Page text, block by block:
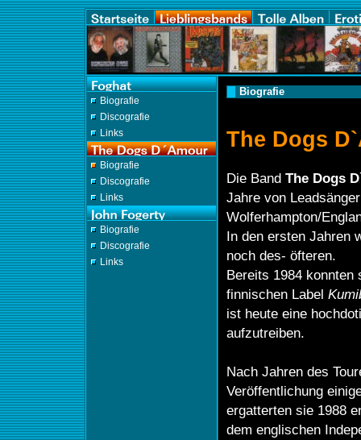
Biografie
Discografie
Links
Biografie
Discografie
Links
Biografie
Discografie
Links
Biografie
The Dogs
Die Band The Dogs
Jahre von
Wolferhampton/
In den ersten Jahren
noch des- öfteren.
Bereits 1984 konnten
finnischen Label
ist heute eine
aufzutreiben.
Nach Jahren des
Veröffentlichung
ergatterten sie 1988
dem englischen